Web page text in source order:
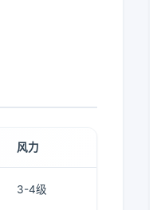
风力
3-4级